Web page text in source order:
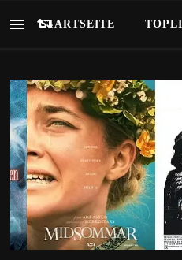
STARTSEITE